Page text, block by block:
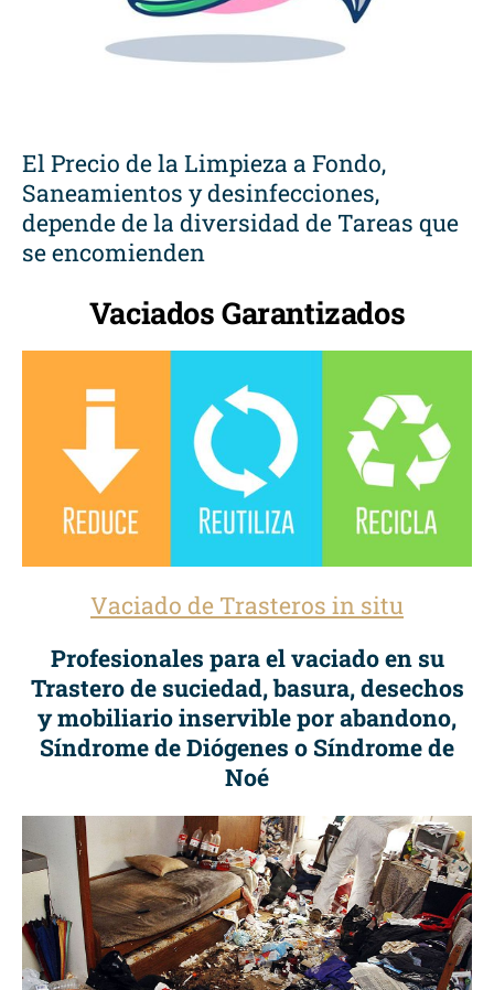
El Precio de la Limpieza a Fondo,
Saneamientos y desinfecciones,
depende de la diversidad de Tareas que
se encomienden
Vaciados Garantizados
Vaciado de Trasteros in situ
Profesionales para el vaciado en su
Trastero de suciedad, basura, desechos
y mobiliario inservible por abandono,
Síndrome de Diógenes o Síndrome de
Noé